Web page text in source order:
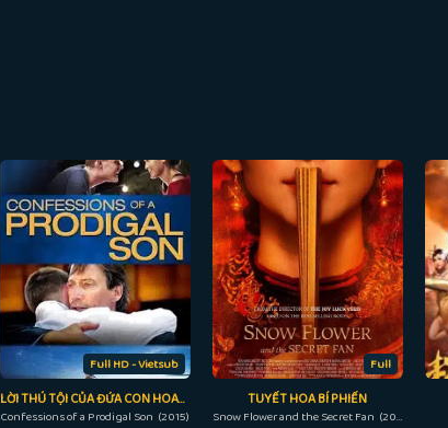
Full HD - Vietsub
LỜI THÚ TỘI CỦA ĐỨA CON HOANG
Confessions of a Prodigal Son (2015)
Full
TUYẾT HOA BÍ PHIẾN
Snow Flower and the Secret Fan (2011)